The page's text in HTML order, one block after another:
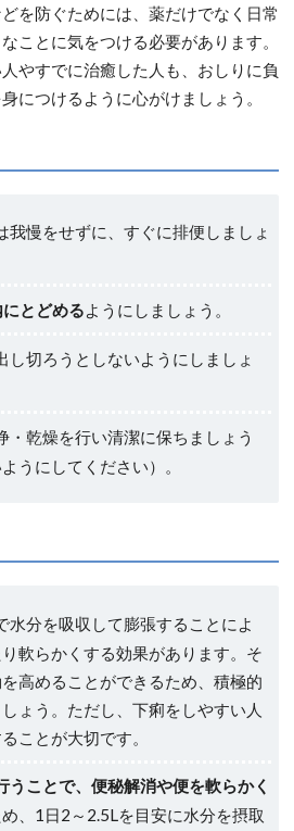
を防ぐためには、薬だけでなく日常
ことに気をつける必要があります。
やすでに治癒した人も、おしりに負
につけるように心がけましょう。
我慢をせずに、すぐに排便しましょ
とどめるようにしましょう。
し切ろうとしないようにしましょ
・乾燥を行い清潔に保ちましょう
うにしてください）。
水分を吸収して膨張することによ
軟らかくする効果があります。そ
高めることができるため、積極的
ょう。ただし、下痢をしやすい人
ことが大切です。
うことで、便秘解消や便を軟らかく
、1日2～2.5Lを目安に水分を摂取